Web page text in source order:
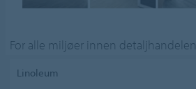
For alle miljøer innen detaljhandelen
Linoleum